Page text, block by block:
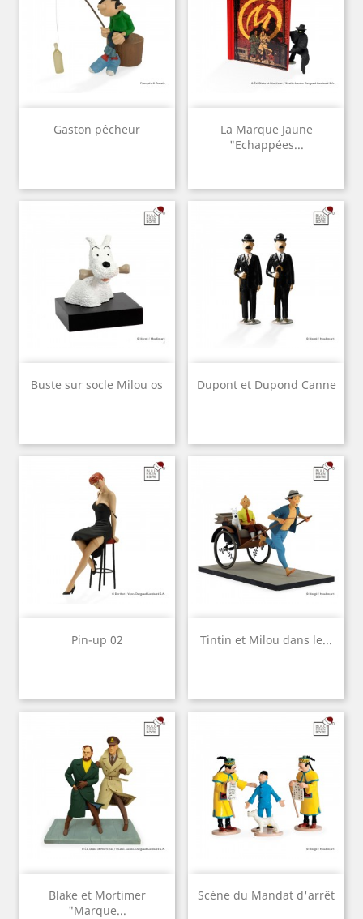
Gaston pêcheur
La Marque Jaune
"Echappées...
Buste sur socle Milou os Dupont et Dupond Canne
Pin-up 02 Tintin et Milou dans le...
Blake et Mortimer
"Marque...
Scène du Mandat d'arrêt